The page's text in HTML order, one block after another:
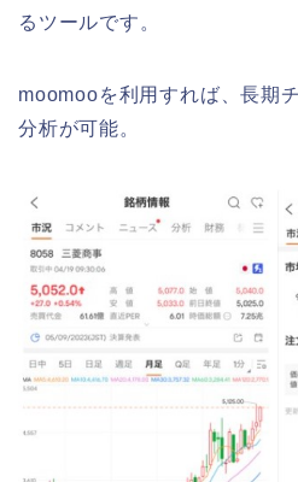
るツールです。
moomooを利用すれば、長期
分析が可能。